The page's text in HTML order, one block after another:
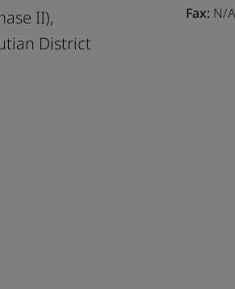
II),
District
Fax:N/A